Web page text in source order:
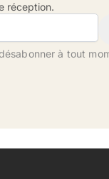
réception.
à tout